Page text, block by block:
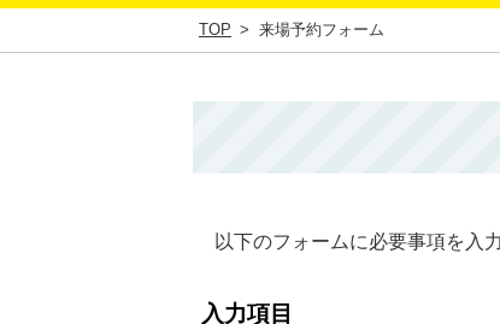
TOP 来場予約フォーム
以下のフォームに必要事項を入
入力項目